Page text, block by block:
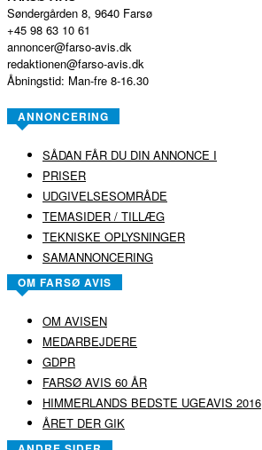
Søndergården 8, 9640 Farsø
+45 98 63 10 61
annoncer@farso-avis.dk
redaktionen@farso-avis.dk
Åbningstid: Man-fre 8-16.30
ANNONCERING
SÅDAN FÅR DU DIN ANNONCE I
PRISER
UDGIVELSESOMRÅDE
TEMASIDER / TILLÆG
TEKNISKE OPLYSNINGER
SAMANNONCERING
OM FARSØ AVIS
OM AVISEN
MEDARBEJDERE
GDPR
FARSØ AVIS 60 ÅR
HIMMERLANDS BEDSTE UGEAVIS 2016
ÅRET DER GIK